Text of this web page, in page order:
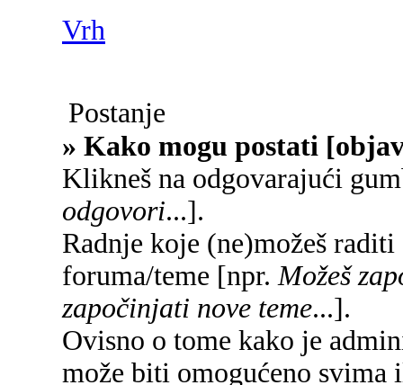
Vrh
Postanje
» Kako mogu postati
Klikneš na odgovarajući
odgovori...].
Radnje koje (ne)možeš
foruma/teme [npr.Možeš
započinjati nove teme...].
Ovisno o tome kako je
može biti omogućeno